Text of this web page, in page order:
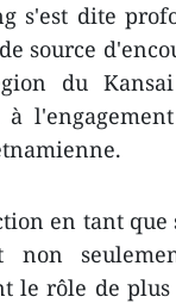
s'est dite
source
du
à
en tant
non
le rôle de